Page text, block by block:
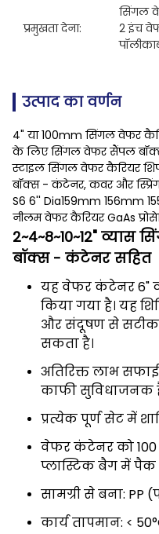
प्रमुखता देना:
सिंगल
2 इंच
उत्पाद का वर्णन
4" या 100mm सिंगल वेफर
के लिए सिंगल वेफर सैंपल
स्टाइल सिंगल वेफर कैरियर
बॉक्स - कंटेनर, कवर और
S6 6'' Dia159mm 156mm
नीलम वेफर कैरियर GaAs
2~4~8~10~12"
बॉक्स - कंटेनर सहित
यह वेफर कंटेनर 6"
किया गया है। यह
और संदूषण से सटीक
सकता है।
अतिरिक्त लाभ
काफी सुविधाजनक
प्रत्येक पूर्ण सेट में
वेफर कंटेनर को
प्लास्टिक बैग में पैक
सामग्री से बना: PP
कार्य तापमान: <